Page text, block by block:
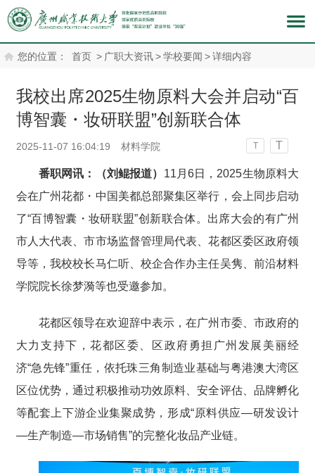
您的位置： 首页 > 广职大资讯>学校要闻 >详细内容
我校出席2025生物原料大会并启动“百
博智囊・妆研联盟”创新联合体
2025-11-07 16:04:19 材料学院 T T
番职网讯：（刘鲲报道） 11月6日，2025生物原料大
会在广州花都・中国美都总部聚集区举行，会上同步启动
了“百博智囊・妆研联盟”创新联合体。出席大会的有广州
市人大代表、市市场监督管理局代表、花都区委区政府领
导等，我校校长马仁听、校企合作办主任吴隽、前沿材料
学院院长徐梦漪等也受邀参加。
花都区领导在欢迎辞中表示，在广州市委、市政府的
大力支持下，花都区委、区政府勇担广州发展美丽经
济“急先锋”重任，依托珠三角制造业基础与粤港澳大湾区
区位优势，通过积极推动功效原料、安全评估、品牌孵化
等配套上下游企业集聚成势，形成“原料供应—研发设计
—生产制造—市场销售”的完整化妆品产业链。